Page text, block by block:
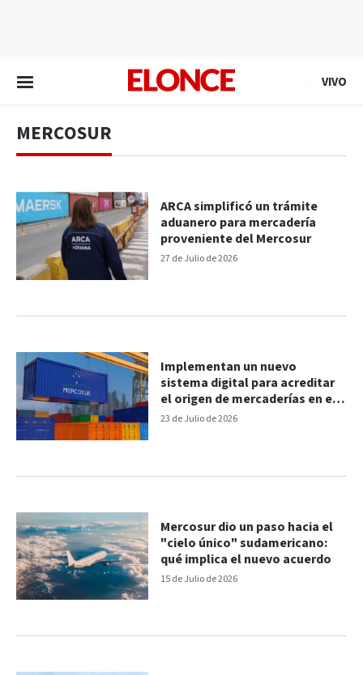
VIVO
MERCOSUR
27 de Julio de 2026
ARCA simplificó un trámite
aduanero para mercadería
proveniente del Mercosur
23 de Julio de 2026
Implementan un nuevo
sistema digital para acreditar
el origen de mercaderías en el
Mercosur
15 de Julio de 2026
Mercosur dio un paso hacia el
"cielo único" sudamericano:
qué implica el nuevo acuerdo